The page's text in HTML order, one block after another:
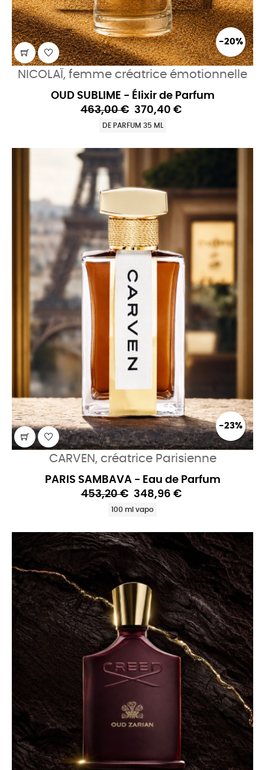
-20%
NICOLAÏ, femme créatrice émotionnelle
OUD SUBLIME - Élixir de Parfum
463,00 € 370,40 €
DE PARFUM 35 ML
-23%
CARVEN, créatrice Parisienne
PARIS SAMBAVA - Eau de Parfum
453,20 € 348,96 €
100 ml vapo